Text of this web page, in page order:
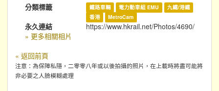
分類標籤
鐵路車輛 電力動車組 EMU
九鐵/港鐵
香港
MetroCam
永久連結
https://www.hkrail.net/Photos/4690/
» 更多相關相片
« 返回前頁
注意：為保障私隱，二零零八年或以後拍攝的照片，在上載時將盡可能將
非必要之人臉模糊處理